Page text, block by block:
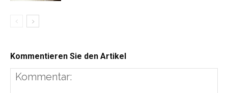
Kommentieren Sie den Artikel